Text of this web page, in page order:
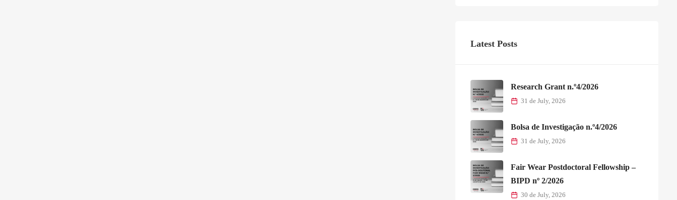
Latest Posts
Research Grant n.º4/2026
31 de July, 2026
Bolsa de Investigação n.º4/2026
31 de July, 2026
Fair Wear Postdoctoral Fellowship –
BIPD nº 2/2026
30 de July, 2026